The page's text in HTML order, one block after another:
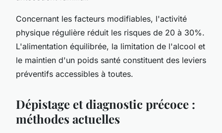
Concernant les facteurs modifiables, l'activité
physique régulière réduit les risques de 20 à 30%.
L'alimentation équilibrée, la limitation de l'alcool et
le maintien d'un poids santé constituent des leviers
préventifs accessibles à toutes.
Dépistage et diagnostic précoce :
méthodes actuelles